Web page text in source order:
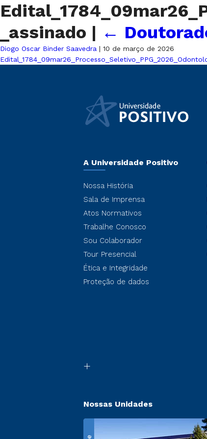
_assinado | ←
Diogo Oscar Binder Saavedra | 10 de março de 2026
A Universidade Positivo
Nossa História
Sala de Imprensa
Atos Normativos
Trabalhe Conosco
Sou Colaborador
Tour Presencial
Ética e Integridade
Proteção de dados
Nossas Unidades